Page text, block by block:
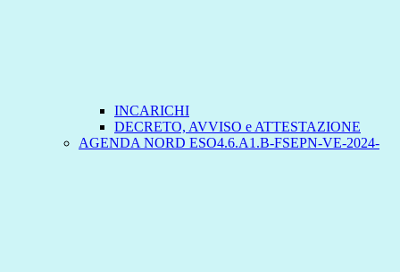
INCARICHI
DECRETO, AVVISO e ATTESTAZIONE
AGENDA NORD ESO4.6.A1.B-FSEPN-VE-2024-